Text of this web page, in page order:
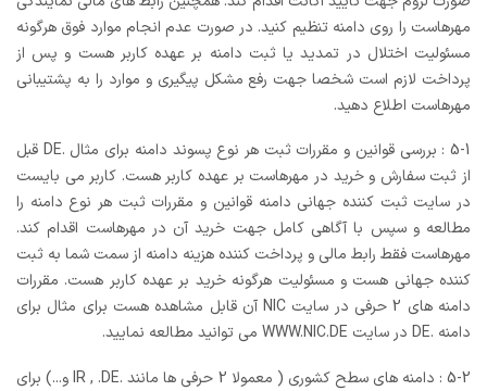
مهرهاست را روی دامنه تنظیم کنید. در صورت عدم انجام موارد فوق هرگونه
مسئولیت اختلال در تمدید یا ثبت دامنه بر عهده کاربر هست و پس از
پرداخت لازم است شخصا جهت رفع مشکل پیگیری و موارد را به پشتیبانی
مهرهاست اطلاع دهید.
5-1 : بررسی قوانین و مقررات ثبت هر نوع پسوند دامنه برای مثال .DE قبل
از ثبت سفارش و خرید در مهرهاست بر عهده کاربر هست. کاربر می بایست
در سایت ثبت کننده جهانی دامنه قوانین و مقررات ثبت هر نوع دامنه را
مطالعه و سپس با آگاهی کامل جهت خرید آن در مهرهاست اقدام کند.
مهرهاست فقط رابط مالی و پرداخت کننده هزینه دامنه از سمت شما به ثبت
کننده جهانی هست و مسئولیت هرگونه خرید بر عهده کاربر هست. مقررات
دامنه های 2 حرفی در سایت NIC آن قابل مشاهده هست برای مثال برای
دامنه .DE در سایت WWW.NIC.DE می توانید مطالعه نمایید.
5-2 : دامنه های سطح کشوری ( معمولا 2 حرفی ها مانند .IR , .DE و...) برای